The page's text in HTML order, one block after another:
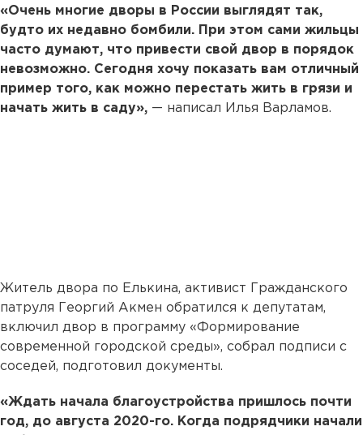
«Очень многие дворы в России выглядят так,
будто их недавно бомбили. При этом сами жильцы
часто думают, что привести свой двор в порядок
невозможно. Сегодня хочу показать вам отличный
пример того, как можно перестать жить в грязи и
начать жить в саду», — написал Илья Варламов.
Житель двора по Елькина, активист Гражданского
патруля Георгий Акмен обратился к депутатам,
включил двор в программу «Формирование
современной городской среды», собрал подписи с
соседей, подготовил документы.
«Ждать начала благоустройства пришлось почти
год, до августа 2020-го. Когда подрядчики начали